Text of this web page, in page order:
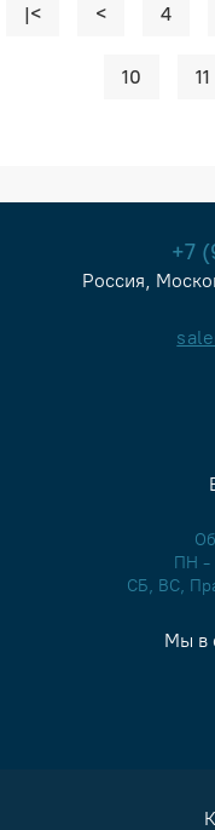
|< < 4
10 11
+7
Россия,
ПН -
СБ, ВС,
Мы в